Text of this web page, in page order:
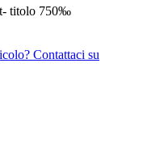
titolo 750‰
Contattaci su